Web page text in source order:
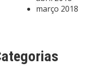
março 2018